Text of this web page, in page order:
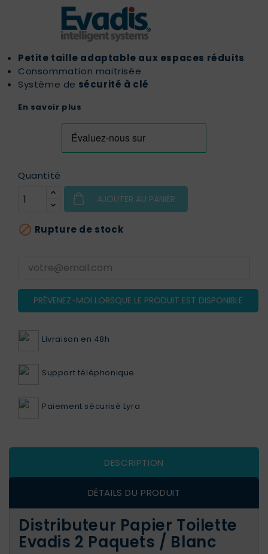
Petite taille adaptable aux espaces réduits
Consommation maitrisée
Système de sécurité à clé
En savoir plus
Quantité
AJOUTER AU PANIER
 Rupture de stock
PRÉVENEZ-MOI LORSQUE LE PRODUIT EST DISPONIBLE
Livraison en 48h
Support téléphonique
Paiement sécurisé Lyra
DESCRIPTION
DÉTAILS DU PRODUIT
Distributeur Papier Toilette
Evadis 2 Paquets / Blanc